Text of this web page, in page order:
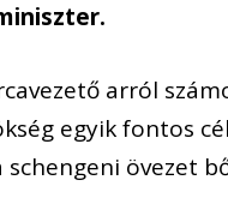
arról
egyik fontos
övezet